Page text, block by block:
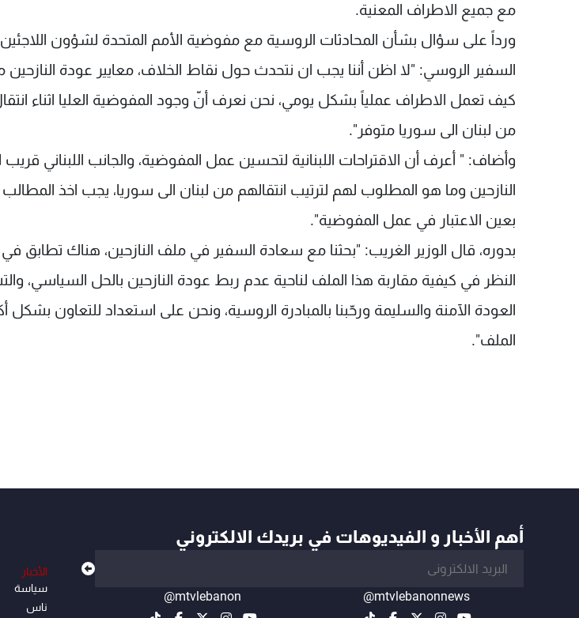
مع جميع الاطراف المعنية.
ورداً على سؤال بشأن المحادثات الروسية مع مفوضية الأمم المتحدة لشؤون
السفير الروسي: "لا اظن أننا يجب ان نتحدث حول نقاط الخلاف، معايير عودة النازحين
كيف تعمل الاطراف عملياً بشكل يومي، نحن نعرف أنّ وجود المفوضية العليا اثناء
من لبنان الى سوريا متوفر".
وأضاف: " أعرف أن الاقتراحات اللبنانية لتحسين عمل المفوضية، والجانب اللبناني
النازحين وما هو المطلوب لهم لترتيب انتقالهم من لبنان الى سوريا، يجب اخذ المطالب
بعين الاعتبار في عمل المفوضية".
بدوره، قال الوزير الغريب: "بحثنا مع سعادة السفير في ملف النازحين، هناك تطابق
النظر في كيفية مقاربة هذا الملف لناحية عدم ربط عودة النازحين بالحل السياسي،
العودة الآمنة والسليمة ورحّبنا بالمبادرة الروسية، ونحن على استعداد للتعاون بشكل
الملف".
أهم الأخبار و الفيديوهات في بريدك الالكتروني
@mtvlebanonnews
@mtvlebanon
الأخبار
سياسة
ناس